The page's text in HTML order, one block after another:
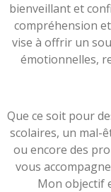
bienveillant et
compréhension
vise à offrir un
émotionnelles,
Que ce soit pour
scolaires, un mal-
ou encore des
vous
Mon objectif